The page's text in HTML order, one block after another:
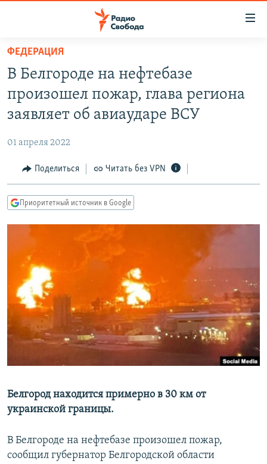
упрощенного
доступа
основному
Вернутся
Вернутся
поиску
ПОДКАСТЫ
АВТОРСКИЕ ПРОЕКТЫ
МНЕНИЯ
КУЛЬТУРА
КАВКАЗ.РЕАЛИИ
СИБИРЬ.РЕАЛИИ
РАСПИСАНИЕ ВЕЩАНИЯ
ПОДПИШИТЕСЬ НА РАССЫЛКУ
СОЦИАЛЬНЫЕ СЕТИ
Все сайты РСЕ/РС
ФЕДЕРАЦИЯ
В Белгороде на нефтебазе
произошел пожар, глава региона
заявляет об авиаударе ВСУ
01 апреля 2022
Поделиться Читать без VPN
Приоритетный источник в Google
Белгород находится примерно в 30 км от
украинской границы.
В Белгороде на нефтебазе произошел пожар,
сообщил губернатор Белгородской области